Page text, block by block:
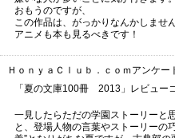
おもうのですが、
この作品は、がっかりなんかしませ
アニメも本も見るべきです！
ＨｏｎｙａＣｌｕｂ．ｃｏｍアンケー
「夏の文庫100冊 2013」レビュー
一見したらただの学園ストーリーと
と、登場人物の言葉やストーリーの